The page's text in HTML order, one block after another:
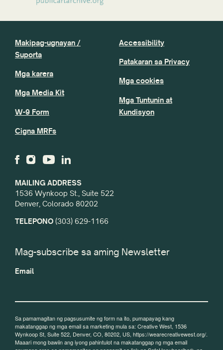
MAILING ADDRESS
1536 Wynkoop St., Suite 522
Denver, Colorado 80202
TELEPONO (303) 629-1166
Makipag-ugnayan /
Suporta
Mga karera
Mga Media Kit
W-9 Form
Cigna MRFs
Accessibility
Patakaran sa Privacy
Mga cookies
Mga Tuntunin at
Kundisyon
Mag-subscribe sa aming Newsletter
Email
Sa pamamagitan ng pagsusumite ng form na ito, pumapayag kang
makatanggap ng mga email sa marketing mula sa: Creative West, 1536
Wynkoop St, Suite 522, Denver, CO, 80202, US, https://wearecreativewest.org/.
Maaari mong bawiin ang iyong pahintulot na makatanggap ng mga email